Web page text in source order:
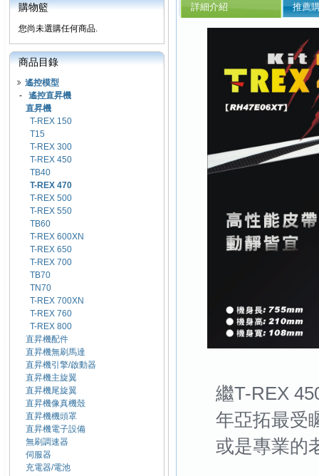
購物籃
您尚未選購任何商品.
商品目錄
遙控模型
- 遙控直昇機
直昇機
T-REX 150
T15
T-REX 300
T-REX 450
TB40
T-REX 470
T-REX 500
T-REX 550
TB60
T-REX 600XN
T-REX 650
T-REX 700
TB70
TN70
T-REX 700XN
T-REX 760
T-REX 800
直昇機配件
直昇機無刷馬達
直昇機引擎/啟動器
直昇機主旋翼
直昇機尾旋翼
直昇機像真機殼
直昇機機頭罩
直昇機電子設備
無刷調速器
伺服器
充電器/電池
詳細介紹 推薦
繼T-REX
年亞拓最受
或是專業的